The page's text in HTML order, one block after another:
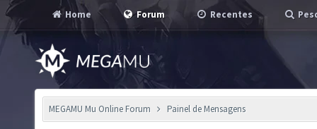
Home Forum Recentes
MEGAMU Mu Online Forum Painel de Mensagens